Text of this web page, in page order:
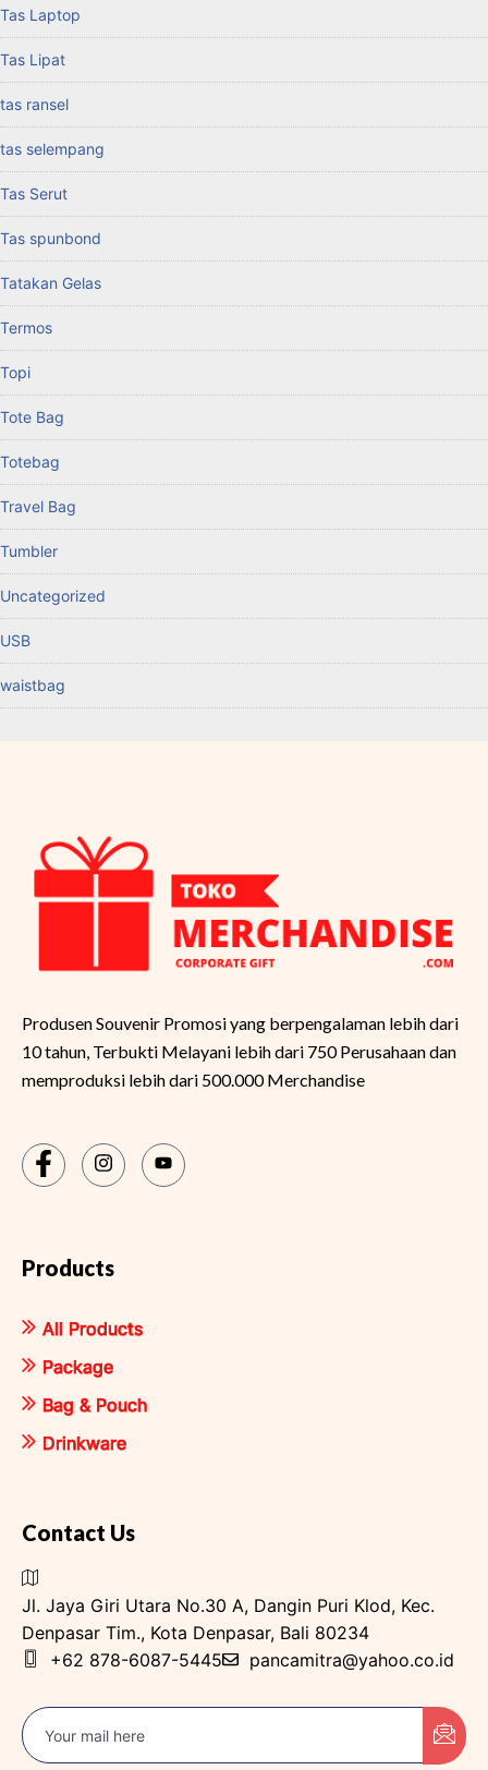
Tas Laptop
Tas Lipat
tas ransel
tas selempang
Tas Serut
Tas spunbond
Tatakan Gelas
Termos
Topi
Tote Bag
Totebag
Travel Bag
Tumbler
Uncategorized
USB
waistbag
Produsen Souvenir Promosi yang berpengalaman lebih dari
10 tahun, Terbukti Melayani lebih dari 750 Perusahaan dan
memproduksi lebih dari 500.000 Merchandise
Products
All Products
Package
Bag & Pouch
Drinkware
Contact Us
Jl. Jaya Giri Utara No.30 A, Dangin Puri Klod, Kec.
Denpasar Tim., Kota Denpasar, Bali 80234
+62 878-6087-5445
pancamitra@yahoo.co.id